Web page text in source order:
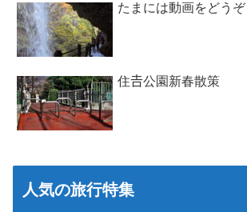
たまには動画をどうぞ
住𠮷公園新春散策
人気の旅行特集